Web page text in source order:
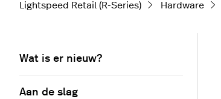
Lightspeed Retail (R-Series) Hardware
Wat is er nieuw?
Aan de slag